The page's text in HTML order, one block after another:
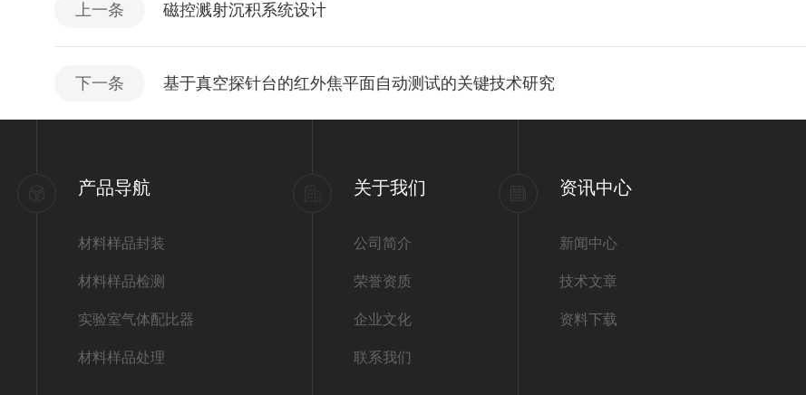
上一条 磁控溅射沉积系统设计
下一条 基于真空探针台的红外焦平面自动测试的关键技术研究
产品导航
材料样品封装
材料样品检测
实验室气体配比器
材料样品处理
关于我们
公司简介
荣誉资质
企业文化
联系我们
资讯中心
新闻中心
技术文章
资料下载